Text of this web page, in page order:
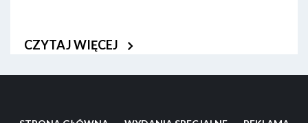
CZYTAJ WIĘCEJ